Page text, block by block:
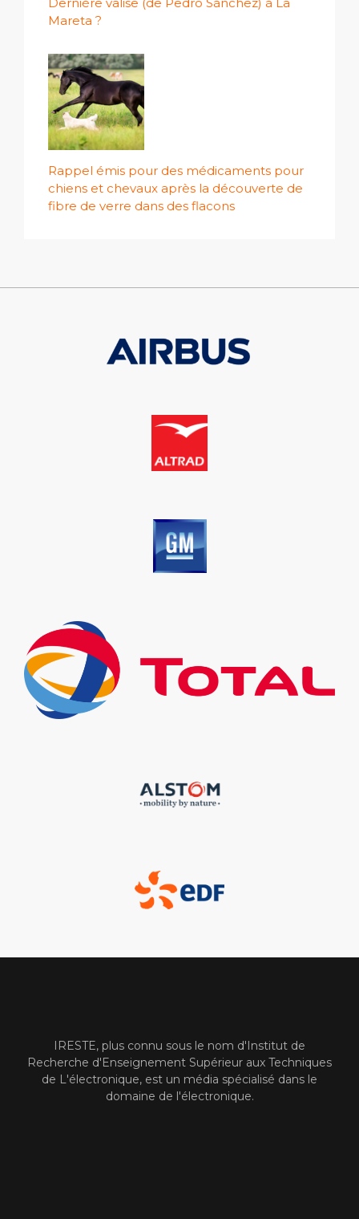
Mareta ?
Rappel émis pour des médicaments pour
chiens et chevaux après la découverte de
fibre de verre dans des flacons
IRESTE, plus connu sous le nom d'Institut de
Recherche d'Enseignement Supérieur aux Techniques
de L'électronique, est un média spécialisé dans le
domaine de l'électronique.